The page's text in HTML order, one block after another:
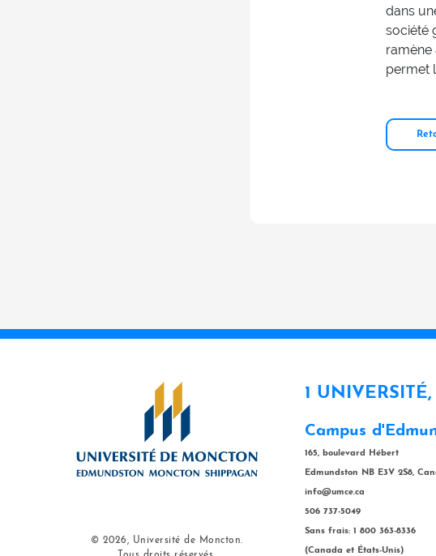
dans
société
ramène
permet
© 2026, Université de Moncton.
1
Campus
165, boulevard Hébert
Edmundston NB E3V 2S8,
info@umce.ca
506 737-5049
Sans frais: 1 800 363-8336
(Canada et États-Unis)